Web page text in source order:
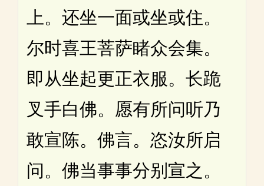
上。还坐一面或坐或住。
尔时喜王菩萨睹众会集。
即从坐起更正衣服。长跪
叉手白佛。愿有所问听乃
敢宣陈。佛言。恣汝所启
问。佛当事事分别宣之。